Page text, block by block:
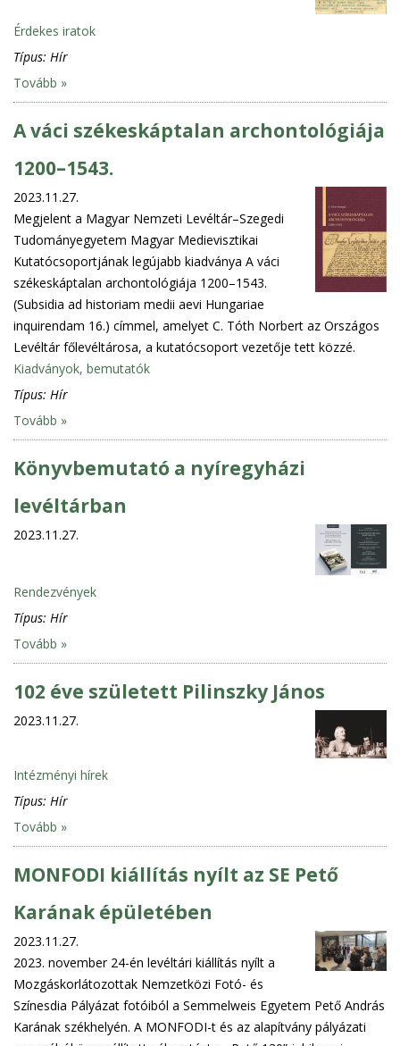
Érdekes iratok
Típus: Hír
Tovább »
A váci székeskáptalan archontológiája
1200–1543.
2023.11.27.
Megjelent a Magyar Nemzeti Levéltár–Szegedi
Tudományegyetem Magyar Medievisztikai
Kutatócsoportjának legújabb kiadványa A váci
székeskáptalan archontológiája 1200–1543.
(Subsidia ad historiam medii aevi Hungariae
inquirendam 16.) címmel, amelyet C. Tóth Norbert az Országos
Levéltár főlevéltárosa, a kutatócsoport vezetője tett közzé.
Kiadványok, bemutatók
Típus: Hír
Tovább »
Könyvbemutató a nyíregyházi
levéltárban
2023.11.27.
Rendezvények
Típus: Hír
Tovább »
102 éve született Pilinszky János
2023.11.27.
Intézményi hírek
Típus: Hír
Tovább »
MONFODI kiállítás nyílt az SE Pető
Karának épületében
2023.11.27.
2023. november 24-én levéltári kiállítás nyílt a
Mozgáskorlátozottak Nemzetközi Fotó- és
Színesdia Pályázat fotóiból a Semmelweis Egyetem Pető András
Karának székhelyén. A MONFODI-t és az alapítvány pályázati